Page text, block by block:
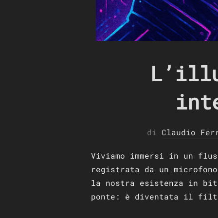
di Claudio
Viviamo immersi in un
registrata da un
la nostra esistenza in
ponte: è diventata il